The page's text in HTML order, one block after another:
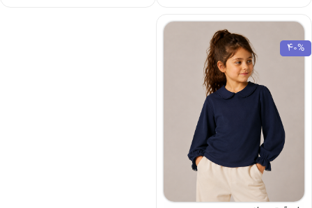
40%